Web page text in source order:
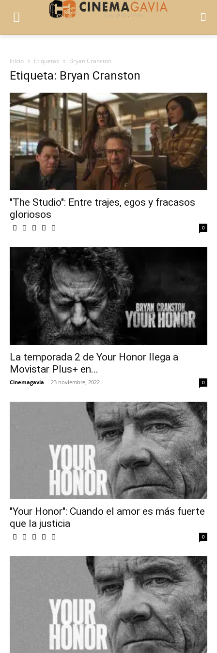
Inicio Etiquetas Bryan Cranston
Etiqueta: Bryan Cranston
"The Studio": Entre trajes, egos y fracasos
gloriosos
0
La temporada 2 de Your Honor llega a
Movistar Plus+ en...
Cinemagavia - 23 noviembre, 2022 0
"Your Honor": Cuando el amor es más fuerte
que la justicia
0